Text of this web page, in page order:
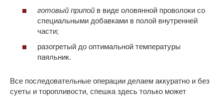
готовый припой в виде оловянной проволоки со
специальными добавками в полой внутренней
части;
разогретый до оптимальной температуры
паяльник.
Все последовательные операции делаем аккуратно и без
суеты и торопливости, спешка здесь только может